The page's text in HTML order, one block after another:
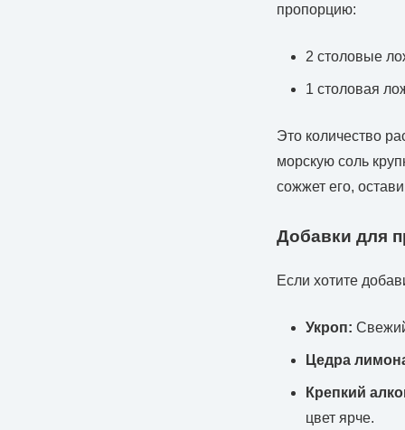
пропорцию:
2 столовые
1 столовая
Это количество
морскую соль
сожжет его,
Добавки для
Если хотите
Укроп:
Цедра
Крепкий
цвет ярче.